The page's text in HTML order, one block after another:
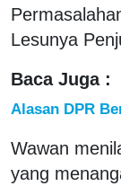
Lesunya
Baca Juga :
Alasan DPR
Wawan
yang